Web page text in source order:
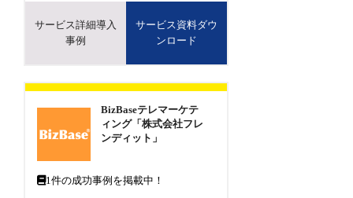
サービス詳細導入
事例
サービス資料ダウ
ンロード
BizBaseテレマーケテ
ィング「株式会社フレ
ンディット」
1 件の成功事例を掲載中！